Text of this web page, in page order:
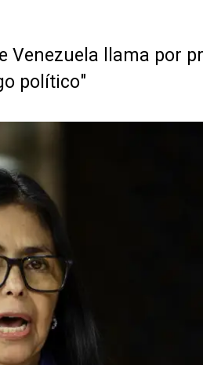
Venezuela llama por
político"